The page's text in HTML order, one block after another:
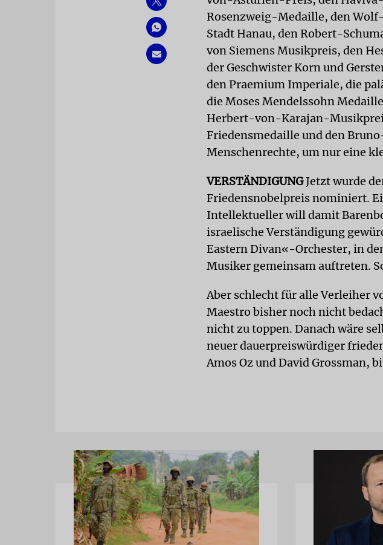
Rosenzweig-Medaille, den
Stadt Hanau, den Robert-
von Siemens Musikpreis, den
der Geschwister Korn und
den Praemium Imperiale, die
die Moses Mendelssohn
Herbert-von-Karajan-
Friedensmedaille und den
Menschenrechte, um nur eine
VERSTÄNDIGUNGJetzt wurde
Friedensnobelpreis nominiert.
Intellektueller will damit
israelische Verständigung
Eastern Divan«-Orchester, in
Musiker gemeinsam auftreten.
Aber schlecht für alle Verleiher
Maestro bisher noch nicht
nicht zu toppen. Danach wäre
neuer dauerpreiswürdiger
Amos Oz und David Grossman,